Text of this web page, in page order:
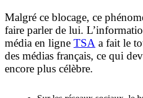
Malgré ce blocage, ce
faire parler de lui.
média en ligne TSA a fait le
des médias français, ce qui
encore plus célèbre.